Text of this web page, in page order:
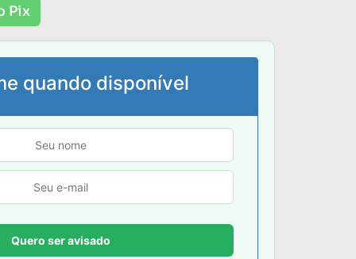
Pix
quando disponível